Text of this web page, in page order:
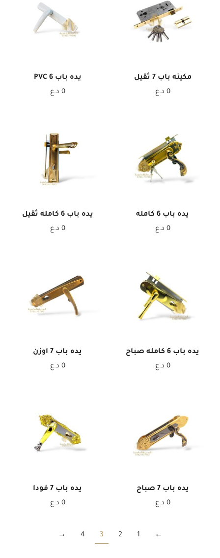
مكينه باب 7 ثقيل
0 د.ع
يده باب 6 PVC
0 د.ع
يده باب 6 كامله
0 د.ع
يده باب 6 كامله ثقيل
0 د.ع
يده باب 6 كامله صباح
0 د.ع
يده باب 7 اوزن
0 د.ع
يده باب 7 صباح
0 د.ع
يده باب 7 فودا
0 د.ع
←
1
2
3
4
→